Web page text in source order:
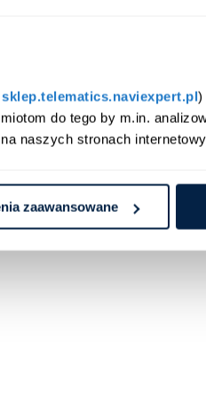
sklep.telematics.naviexpert.pl)
do tego by m.in.
naszych stronach
zaawansowane
Cookies